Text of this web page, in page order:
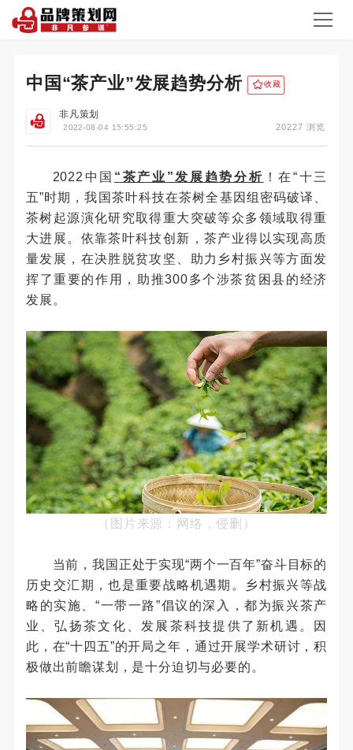
中国“茶产业”发展趋势分析 收藏
非凡策划
2022-08-04 15:55:25 20227 浏览
2022中国 “茶产业”发展趋势分析 ！在“十三
五”时期，我国茶叶科技在茶树全基因组密码破译、
茶树起源演化研究取得重大突破等众多领域取得重
大进展。依靠茶叶科技创新，茶产业得以实现高质
量发展，在决胜脱贫攻坚、助力乡村振兴等方面发
挥了重要的作用，助推300多个涉茶贫困县的经济
发展。
（图片来源：网络，侵删）
当前，我国正处于实现“两个一百年”奋斗目标的
历史交汇期，也是重要战略机遇期。乡村振兴等战
略的实施、“一带一路”倡议的深入，都为振兴茶产
业、弘扬茶文化、发展茶科技提供了新机遇。因
此，在“十四五”的开局之年，通过开展学术研讨，积
极做出前瞻谋划，是十分迫切与必要的。